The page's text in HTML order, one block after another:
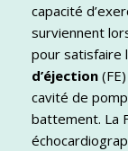
capacité
surviennent
pour satisfaire
d’éjection
cavité de
battement. La